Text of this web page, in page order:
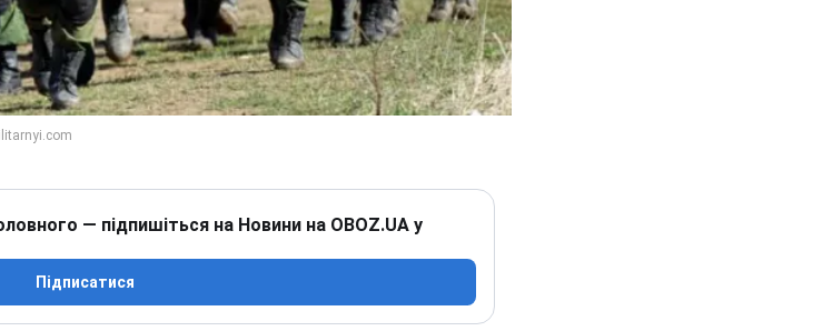
— підпишіться на Новини на OBOZ.UA у
Підписатися